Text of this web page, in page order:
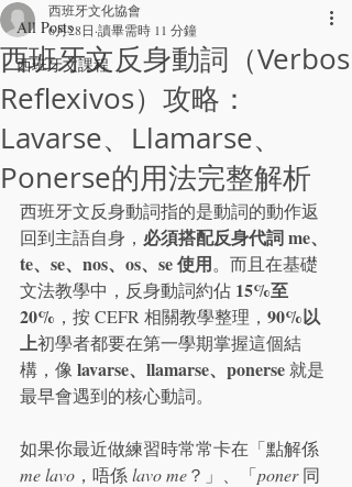
All Posts
西班牙文課程
西班牙文反身動詞（Verbos
Reflexivos）攻略：
Lavarse、Llamarse、
Ponerse的用法完整解析
西班牙文化協會
6月28日 讀畢需時 11 分鐘
西班牙文反身動詞指的是動詞的動作返
回到主語自身， 必須搭配反身代詞 me、
te、se、nos、os、se 使用。而且在基礎
文法教學中，反身動詞約佔 15%至
20% ，按 CEFR 相關教學整理， 90%以
上初學者都要在第一學期掌握這個結
構，像 lavarse、llamarse、ponerse 就是
最早會遇到的核心動詞。
如果你最近做練習時常常卡在「點解係
me lavo ，唔係 lavo me？」、「poner 同